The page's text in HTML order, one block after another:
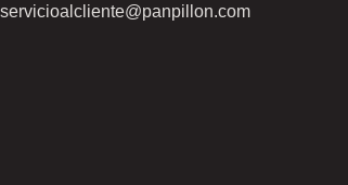
servicioalcliente@panpillon.com